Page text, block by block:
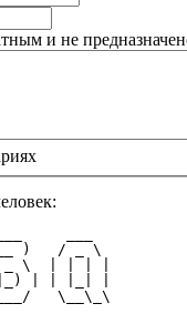
и не
)   / _ \
\  | | | |
| | |_| |
\__\_\